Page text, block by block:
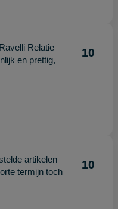
Relatie
en prettig,
10
artikelen
termijn toch
10